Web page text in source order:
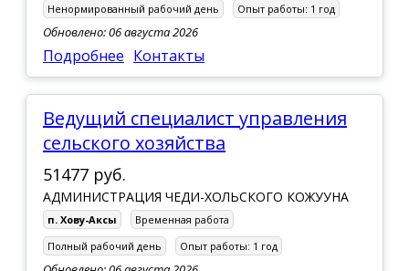
с. Тээли
с. Хандагайты
с. Чаа-Холь
Ненормированный рабочий день
Опыт работы: 1 год
Обновлено: 06 августа 2026
Подробнее Контакты
Ведущий специалист управления
сельского хозяйства
51477 руб.
АДМИНИСТРАЦИЯ ЧЕДИ-ХОЛЬСКОГО КОЖУУНА
п. Хову-Аксы
Временная работа
Полный рабочий день
Опыт работы: 1 год